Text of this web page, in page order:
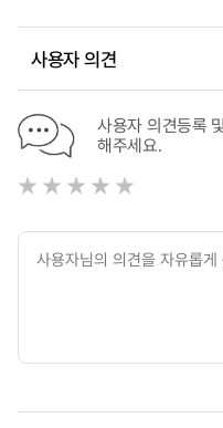
사용자 의견
사용자 의견등록
해주세요.